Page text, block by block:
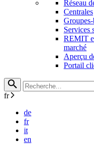
Réseau
Centrales
Services
REMIT
marché
Aperçu
Portail
fr
de
fr
it
en